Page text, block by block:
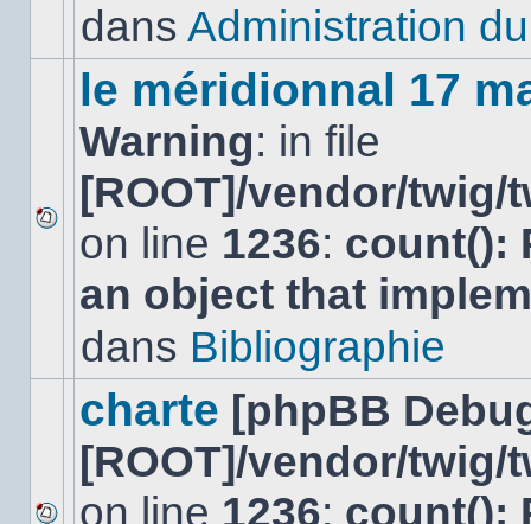
sujet.
dans Administration
Aucun
nouveau
message
non-
dans
le méridionnal 17
Warning: in file
[ROOT]/vendor/
on line 1236: count():
an object that
dans Bibliographie
charte [phpBB
[ROOT]/vendor/
on line 1236: count():